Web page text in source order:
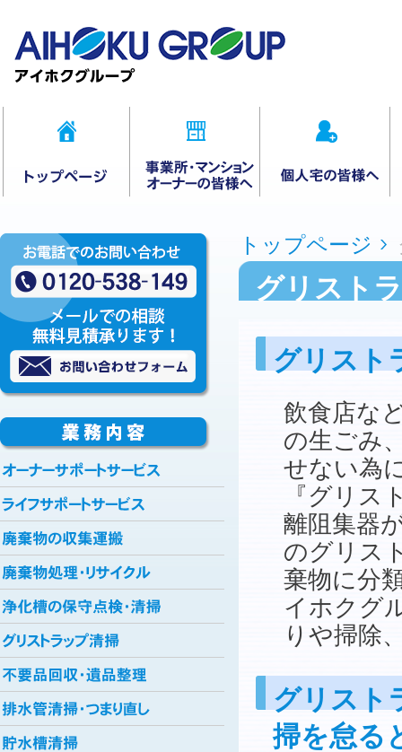
トップページ
グリスト
グリスト
飲食店な
の生ごみ
せない為
『グリス
離阻集器
のグリス
棄物に分
イホクグ
りや掃除
グリスト
掃を怠る